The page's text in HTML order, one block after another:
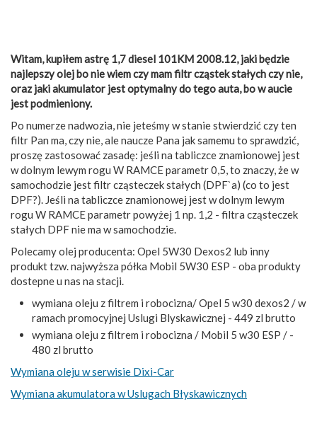
Witam, kupiłem astrę 1,7 diesel 101KM 2008.12, jaki będzie
najlepszy olej bo nie wiem czy mam filtr cząstek stałych czy nie,
oraz jaki akumulator jest optymalny do tego auta, bo w aucie
jest podmieniony.
Po numerze nadwozia, nie jeteśmy w stanie stwierdzić czy ten
filtr Pan ma, czy nie, ale naucze Pana jak samemu to sprawdzić,
proszę zastosować zasadę: jeśli na tabliczce znamionowej jest
w dolnym lewym rogu W RAMCE parametr 0,5, to znaczy, że w
samochodzie jest filtr cząsteczek stałych (DPF`a) (co to jest
DPF?). Jeśli na tabliczce znamionowej jest w dolnym lewym
rogu W RAMCE parametr powyżej 1 np. 1,2 - filtra cząsteczek
stałych DPF nie ma w samochodzie.
Polecamy olej producenta: Opel 5W30 Dexos2 lub inny
produkt tzw. najwyższa półka Mobil 5W30 ESP - oba produkty
dostepne u nas na stacji.
wymiana oleju z filtrem i robocizna/ Opel 5 w30 dexos2 / w
ramach promocyjnej Uslugi Blyskawicznej - 449 zl brutto
wymiana oleju z filtrem i robocizna / Mobil 5 w30 ESP / -
480 zl brutto
Wymiana oleju w serwisie Dixi-Car
Wymiana akumulatora w Uslugach Błyskawicznych